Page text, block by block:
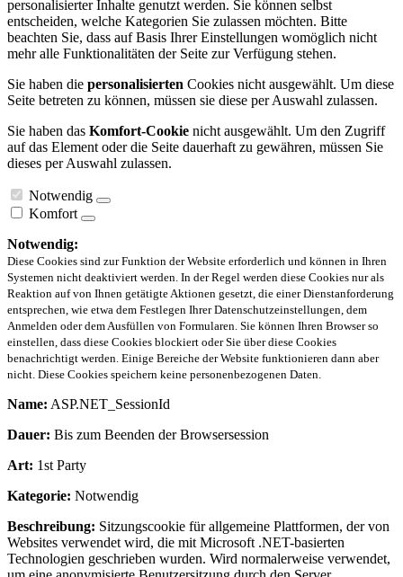
personalisierter Inhalte genutzt werden. Sie können selbst
entscheiden, welche Kategorien Sie zulassen möchten. Bitte
beachten Sie, dass auf Basis Ihrer Einstellungen womöglich nicht
mehr alle Funktionalitäten der Seite zur Verfügung stehen.
Sie haben die personalisierten Cookies nicht ausgewählt. Um diese
Seite betreten zu können, müssen sie diese per Auswahl zulassen.
Sie haben das Komfort-Cookie nicht ausgewählt. Um den Zugriff
auf das Element oder die Seite dauerhaft zu gewähren, müssen Sie
dieses per Auswahl zulassen.
Notwendig
Komfort
Notwendig:
Diese Cookies sind zur Funktion der Website erforderlich und können in Ihren
Systemen nicht deaktiviert werden. In der Regel werden diese Cookies nur als
Reaktion auf von Ihnen getätigte Aktionen gesetzt, die einer Dienstanforderung
entsprechen, wie etwa dem Festlegen Ihrer Datenschutzeinstellungen, dem
Anmelden oder dem Ausfüllen von Formularen. Sie können Ihren Browser so
einstellen, dass diese Cookies blockiert oder Sie über diese Cookies
benachrichtigt werden. Einige Bereiche der Website funktionieren dann aber
nicht. Diese Cookies speichern keine personenbezogenen Daten.
Name: ASP.NET_SessionId
Dauer: Bis zum Beenden der Browsersession
Art: 1st Party
Kategorie: Notwendig
Beschreibung: Sitzungscookie für allgemeine Plattformen, der von
Websites verwendet wird, die mit Microsoft .NET-basierten
Technologien geschrieben wurden. Wird normalerweise verwendet,